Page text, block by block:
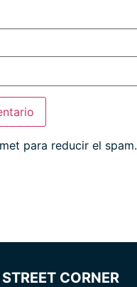
para reducir el spam.
CORNER